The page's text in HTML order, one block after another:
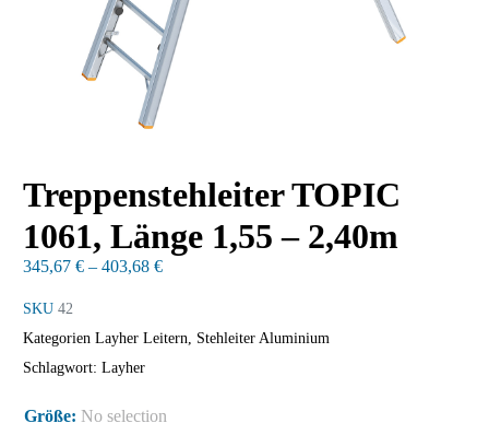
Treppenstehleiter TOPIC
1061, Länge 1,55 – 2,40m
345,67 € – 403,68 €
SKU 42
Kategorien Layher Leitern
Stehleiter Aluminium
Schlagwort: Layher
Größe: No selection